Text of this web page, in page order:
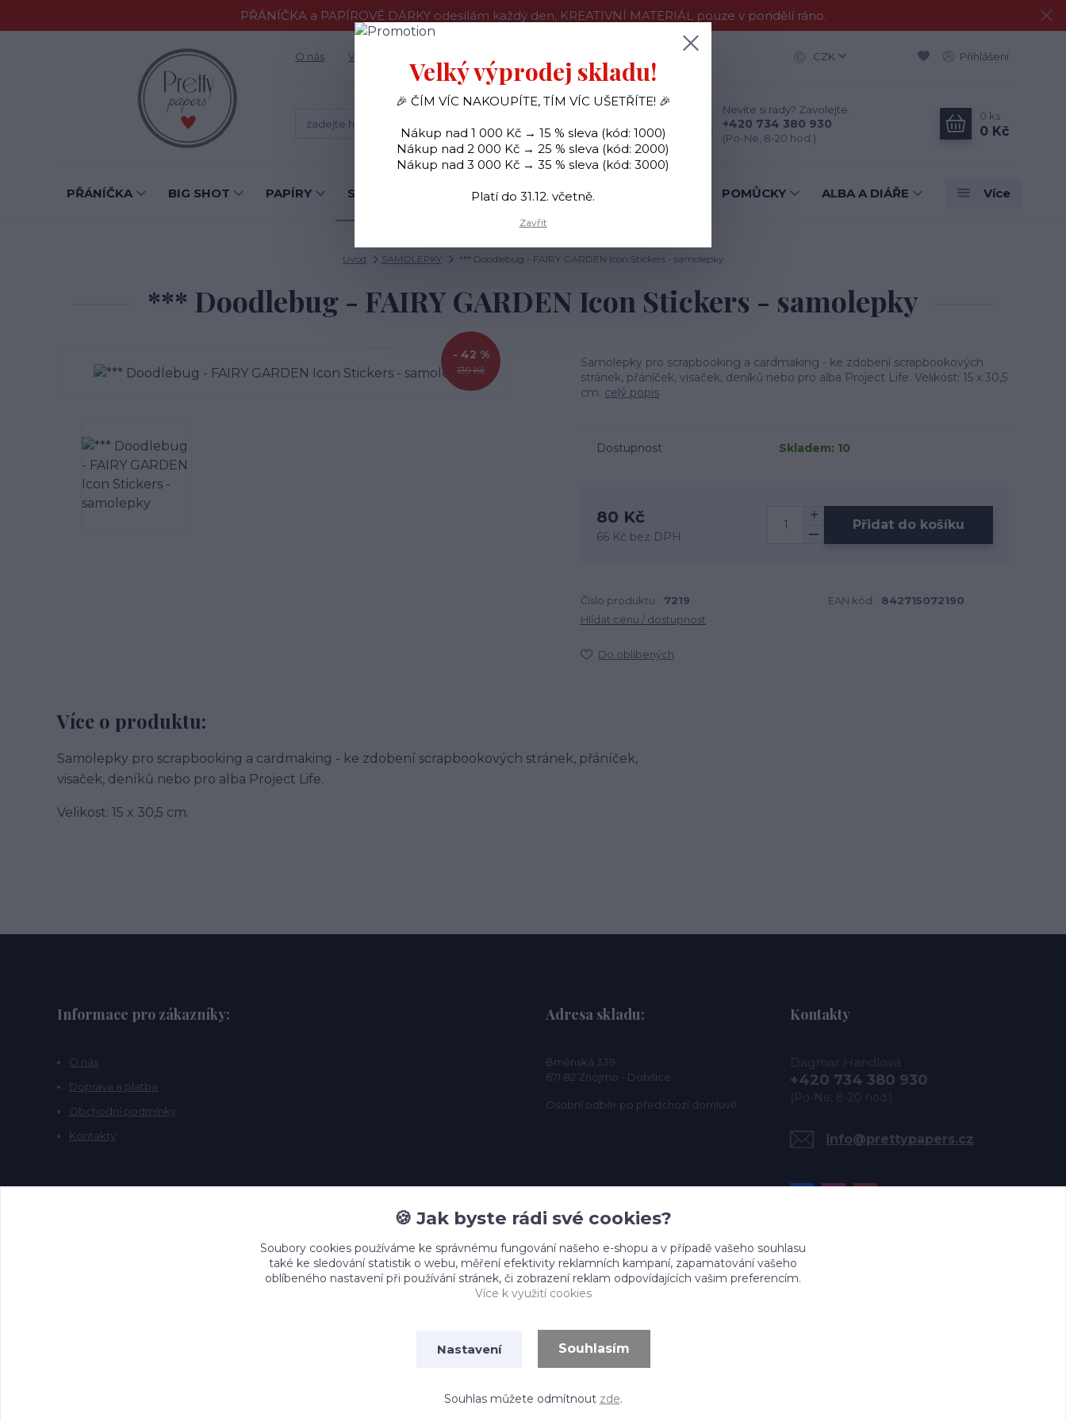
PŘÁNÍČKA a PAPÍROVÉ DÁRKY odesílám každý den, KREATIVNÍ MATERIÁL pouze v pondělí ráno.
O nás Vše o nákupu CZK Přihlášení
Nevíte si rady? Zavolejte.
+420 734 380 930
(Po-Ne, 8-20 hod.)
0 ks
0 Kč
PŘÁNÍČKA BIG SHOT PAPÍRY SAMOLEPKY OZDOBY RAZÍTKA POMŮCKY ALBA A DIÁŘE Více
Úvod SAMOLEPKY *** Doodlebug - FAIRY GARDEN Icon Stickers - samolepky
*** Doodlebug - FAIRY GARDEN Icon Stickers - samolepky
139 Kč
- 42 %
Samolepky pro scrapbooking a cardmaking - ke zdobení scrapbookových
stránek, přáníček, visaček, deníků nebo pro alba Project Life. Velikost: 15 x 30,5
cm. celý popis
Dostupnost Skladem: 10
80 Kč
66 Kč bez DPH
Přidat do košíku
Číslo produktu: 7219 EAN kód:
842715072190
Hlídat cenu / dostupnost
Do oblíbených
Více o produktu:
Samolepky pro scrapbooking a cardmaking - ke zdobení scrapbookových stránek, přáníček,
visaček, deníků nebo pro alba Project Life.
Velikost: 15 x 30,5 cm.
Informace pro zákazníky:
O nás
Doprava a platba
Obchodní podmínky
Kontakty
Adresa skladu:
Brněnská 339
671 82 Znojmo - Dobšice
Osobní odběr po předchozí domluvě.
Kontakty
Dagmar Handlová
+420 734 380 930
(Po-Ne, 8-20 hod.)
info@prettypapers.cz
Velký výprodej skladu!
🎉 ČÍM VÍC NAKOUPÍTE, TÍM VÍC UŠETŘÍTE! 🎉
Nákup nad 1 000 Kč → 15 % sleva (kód: 1000)
Nákup nad 2 000 Kč → 25 % sleva (kód: 2000)
Nákup nad 3 000 Kč → 35 % sleva (kód: 3000)
Platí do 31.12. včetně.
Zavřít
🍪 Jak byste rádi své cookies?
Soubory cookies používáme ke správnému fungování našeho e-shopu a v případě vašeho souhlasu
také ke sledování statistik o webu, měření efektivity reklamních kampaní, zapamatování vašeho
oblíbeného nastavení při používání stránek, či zobrazení reklam odpovídajících vašim preferencím.
Více k využití cookies
Nastavení Souhlasím
Souhlas můžete odmítnout zde.